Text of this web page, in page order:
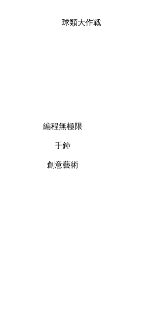
球類大作戰
編程無極限
手鐘
創意藝術